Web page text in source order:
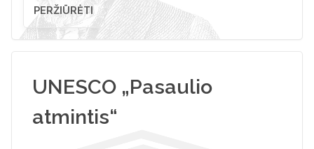
PERŽIŪRĖTI
UNESCO „Pasaulio
atmintis“